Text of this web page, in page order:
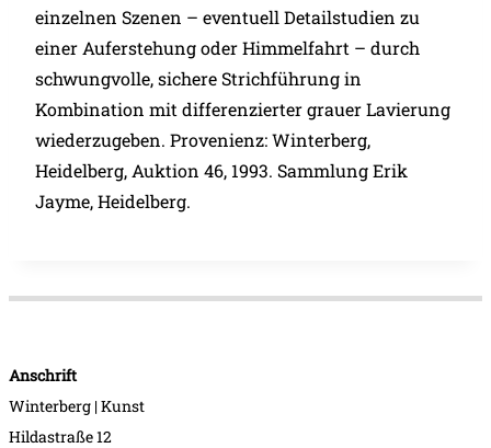
einzelnen Szenen – eventuell Detailstudien zu
einer Auferstehung oder Himmelfahrt – durch
schwungvolle, sichere Strichführung in
Kombination mit differenzierter grauer Lavierung
wiederzugeben. Provenienz: Winterberg,
Heidelberg, Auktion 46, 1993. Sammlung Erik
Jayme, Heidelberg.
Anschrift
Winterberg | Kunst
Hildastraße 12